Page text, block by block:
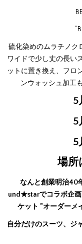
硫化染めのムラチノク
ワイドで少し丈の長い
ットに置き換え、フロ
ンウォッシュ加工
5
5
5
場所
なんと創業明治40
und★starでコラボ企
ケット ”オーダーメ
自分だけのスーツ、ジ